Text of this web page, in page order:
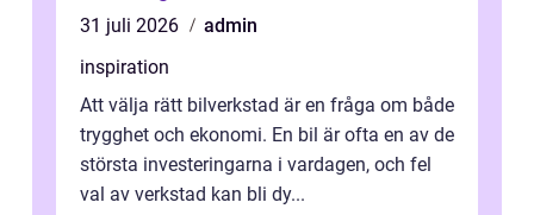
31 juli 2026
admin
inspiration
Att välja rätt bilverkstad är en fråga om både
trygghet och ekonomi. En bil är ofta en av de
största investeringarna i vardagen, och fel
val av verkstad kan bli dy...